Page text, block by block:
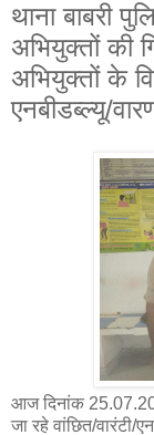
थाना बाबरी
अभियुक्तों की
अभियुक्तों के
एनबीडब्ल्यू/
आज दिनांक
जा रहे वांछित/वारंटी/